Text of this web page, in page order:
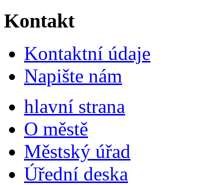
Kontakt
Kontaktní údaje
Napište nám
hlavní strana
O městě
Městský úřad
Úřední deska